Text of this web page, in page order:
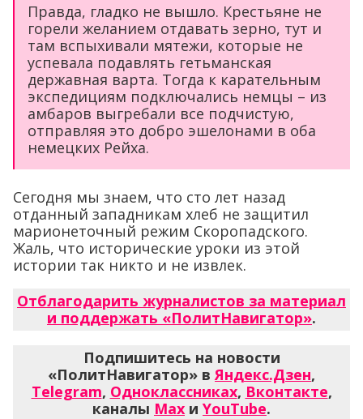
Правда, гладко не вышло. Крестьяне не
горели желанием отдавать зерно, тут и
там вспыхивали мятежи, которые не
успевала подавлять гетьманская
державная варта. Тогда к карательным
экспедициям подключались немцы – из
амбаров выгребали все подчистую,
отправляя это добро эшелонами в оба
немецких Рейха.
Сегодня мы знаем, что сто лет назад
отданный западникам хлеб не защитил
марионеточный режим Скоропадского.
Жаль, что исторические уроки из этой
истории так никто и не извлек.
Отблагодарить журналистов за материал
и поддержать «ПолитНавигатор».
Подпишитесь на новости
«ПолитНавигатор» вЯндекс.Дзен,
Telegram, Одноклассниках, Вконтакте,
каналы Max и YouTube.